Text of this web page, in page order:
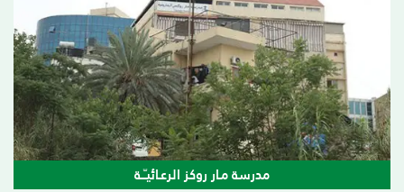
مدرسة مـار روكز الرعـائيـّــة